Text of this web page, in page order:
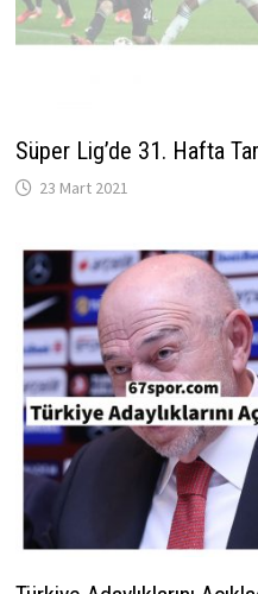
Süper Lig’de 31. Hafta
23 Mart 2021